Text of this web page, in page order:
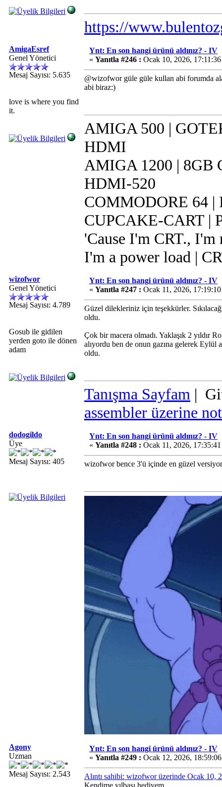
https://
AmigaEsref
Genel Yönetici
Mesaj Sayısı: 5.635
love is where you find
it.
Ynt: En son hangi ürünü aldınız? - IV
« Yanıtla #246 : Ocak 10, 2026,
@wizofwor güle güle kullan abi forumda
abi biraz:)
AMIGA 500 |
HDMI
AMIGA 1200 | 8GB
HDMI-520
COMMODORE 64 |
CUPCAKE-CART |
'Cause I'm CRT.,
I'm a power load |
wizofwor
Genel Yönetici
Mesaj Sayısı: 4.789
Gosub ile gidilen
yerden goto ile dönen
adam
Ynt: En son hangi ürünü aldınız? - IV
« Yanıtla #247 : Ocak 11, 2026,
Güzel dilekleriniz için teşekkürler.
oldu.
Çok bir macera olmadı. Yaklaşık 2 yıldır
alıyordu ben de onun gazına gelerek Eylül
oldu.
Tanışma Sayfam |
assembler üzerine
dodogildo
Üye
Mesaj Sayısı: 405
Ynt: En son hangi ürünü aldınız? - IV
« Yanıtla #248 : Ocak 11, 2026,
wizofwor bence 3'ü içinde en güzel
Agony
Uzman
Mesaj Sayısı: 2.543
Ynt: En son hangi ürünü aldınız? - IV
« Yanıtla #249 : Ocak 12, 2026,
Alıntı sahibi: wizofwor üzerinde Ocak 10,
Kendime yılbaşı hediyem.